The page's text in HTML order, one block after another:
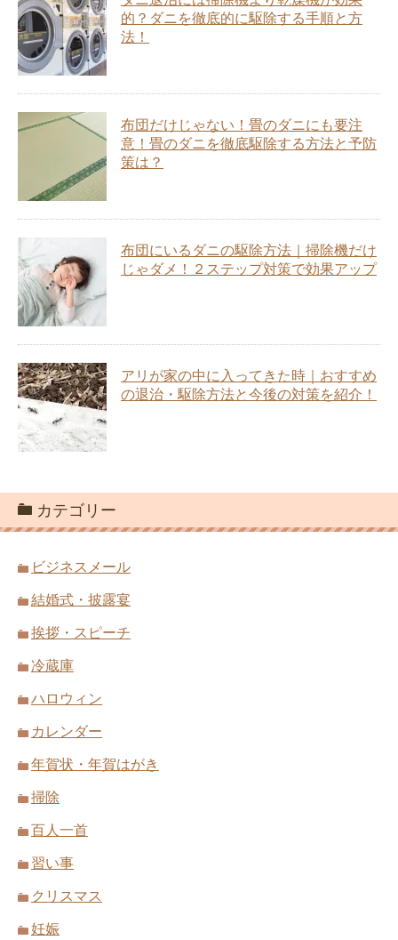
的？ダニを徹底的に駆除する手順と方
法！
布団だけじゃない！畳のダニにも要注
意！畳のダニを徹底駆除する方法と予防
策は？
布団にいるダニの駆除方法｜掃除機だけ
じゃダメ！２ステップ対策で効果アップ
アリが家の中に入ってきた時｜おすすめ
の退治・駆除方法と今後の対策を紹介！
カテゴリー
ビジネスメール
結婚式・披露宴
挨拶・スピーチ
冷蔵庫
ハロウィン
カレンダー
年賀状・年賀はがき
掃除
百人一首
習い事
クリスマス
妊娠